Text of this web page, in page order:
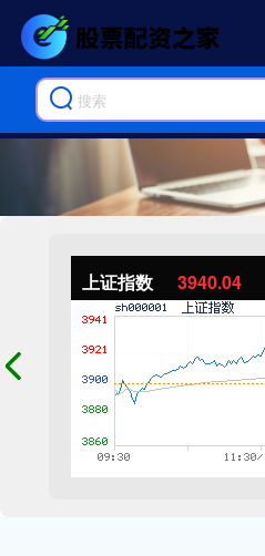
上证指数 3940.04